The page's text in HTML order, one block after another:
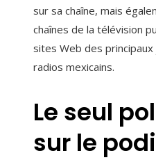
sur sa chaîne, mais
chaînes de la télévision
sites Web des
radios mexicains.
Le seul
sur le